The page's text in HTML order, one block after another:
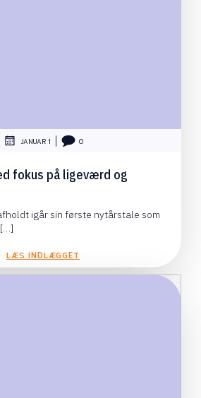
JANUAR 1 0
fokus på ligeværd og
igår sin første nytårstale som
LÆS INDLÆGGET